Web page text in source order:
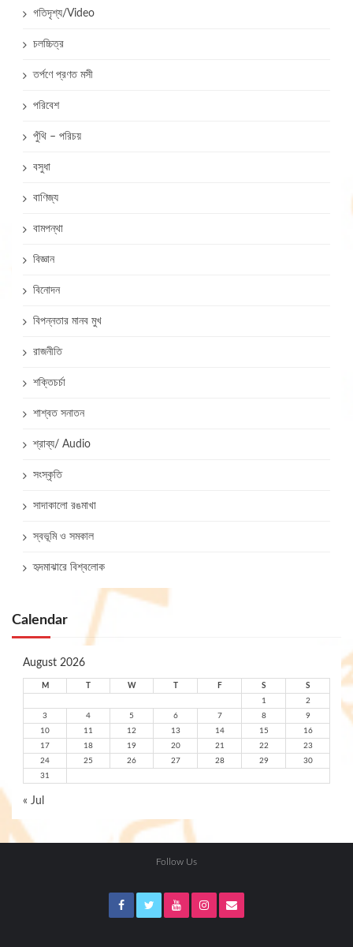
গতিদৃশ্য/Video
চলচ্চিত্র
তর্পণে প্রণত মসী
পরিবেশ
পুঁথি – পরিচয়
বসুধা
বাণিজ্য
বামপন্থা
বিজ্ঞান
বিনোদন
বিপন্নতার মানব মুখ
রাজনীতি
শক্তিচর্চা
শাশ্বত সনাতন
শ্রাব্য/ Audio
সংস্কৃতি
সাদাকালো রঙমাখা
স্বভূমি ও সমকাল
হৃদমাঝারে বিশ্বলোক
Calendar
August 2026
M W F S
S
1
2
3
4 5 6 7 8
9
10
11 12 13 14 15
16
17
18 19 20 21 22
23
24
25 26 27 28 29
30
31
« Jul
Follow Us